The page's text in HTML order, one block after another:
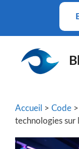
Accueil > Code
technologies sur